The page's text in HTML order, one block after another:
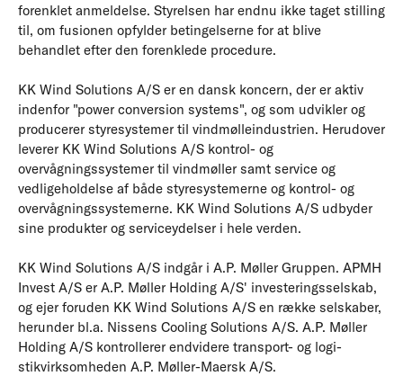
forenklet anmeldelse. Styrelsen har endnu ikke taget stilling
til, om fusionen opfylder betingelserne for at blive
behandlet efter den forenklede procedure.
KK Wind Solutions A/S er en dansk koncern, der er aktiv
indenfor "power conversion systems", og som udvikler og
producerer styresystemer til vindmølleindustrien. Herudover
leverer KK Wind Solutions A/S kontrol- og
overvågningssystemer til vindmøller samt service og
vedligeholdelse af både styresystemerne og kontrol- og
overvågningssystemerne. KK Wind Solutions A/S udbyder
sine produkter og serviceydelser i hele verden.
KK Wind Solutions A/S indgår i A.P. Møller Gruppen. APMH
Invest A/S er A.P. Møller Holding A/S' investeringsselskab,
og ejer foruden KK Wind Solutions A/S en række selskaber,
herunder bl.a. Nissens Cooling Solutions A/S. A.P. Møller
Holding A/S kontrollerer endvidere transport- og logi-
stikvirksomheden A.P. Møller-Maersk A/S.